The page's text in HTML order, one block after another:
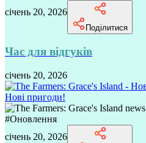
січень 20, 2026
Поділитися
Час для відгуків
січень 20, 2026
Нові пригоди!
#Оновлення
січень 20, 2026